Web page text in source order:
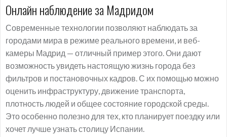
Онлайн наблюдение за Мадридом
Современные технологии позволяют наблюдать за
городами мира в режиме реального времени, и веб-
камеры Мадрид — отличный пример этого. Они дают
возможность увидеть настоящую жизнь города без
фильтров и постановочных кадров. С их помощью можно
оценить инфраструктуру, движение транспорта,
плотность людей и общее состояние городской среды.
Это особенно полезно для тех, кто планирует поездку или
хочет лучше узнать столицу Испании.